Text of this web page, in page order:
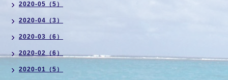
2020-05（5）
2020-04（3）
2020-03（6）
2020-02（6）
2020-01（5）